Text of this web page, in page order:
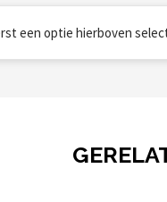
een optie hierboven